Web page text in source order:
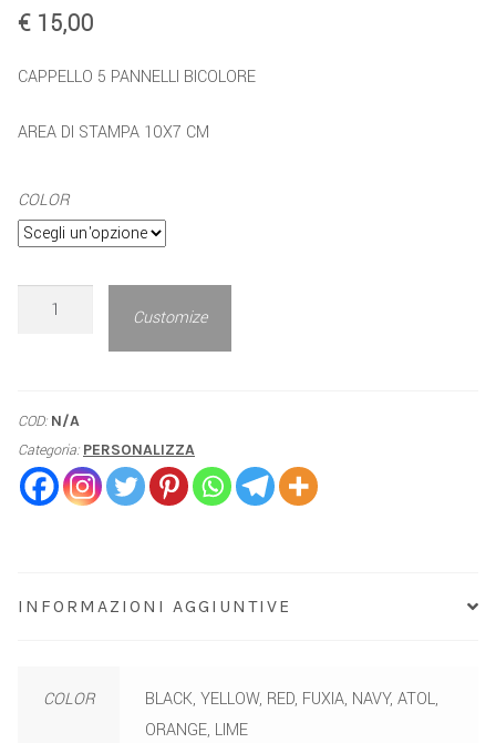
€15,00
CAPPELLO 5 PANNELLI BICOLORE
AREA DI STAMPA 10X7 CM
COLOR
Customize
COD: N/A
Categoria: PERSONALIZZA
INFORMAZIONI AGGIUNTIVE
COLOR
BLACK, YELLOW, RED, FUXIA, NAVY, ATOL,
ORANGE, LIME